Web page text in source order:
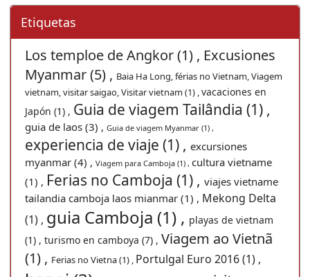
Etiquetas
Los temploe de Angkor (1) , Excusiones
Myanmar (5) , Baia Ha Long, férias no Vietnam, Viagem
vietnam, visitar saigao, Visitar vietnam (1) ,vacaciones en
Japón (1) , Guia de viagem Tailândia (1) ,
guia de laos (3) , Guia de viagem Myanmar (1) ,
experiencia de viaje (1) , excursiones
myanmar (4) , Viagem para Camboja (1) , cultura vietname
(1) , Ferias no Camboja (1) , viajes vietname
tailandia camboja laos mianmar (1) , Mekong Delta
(1) , guia Camboja (1) , playas de vietnam
(1) , turismo en camboya (7) , Viagem ao Vietnã
(1) , Ferias no Vietna (1) , Portulgal Euro 2016 (1) ,